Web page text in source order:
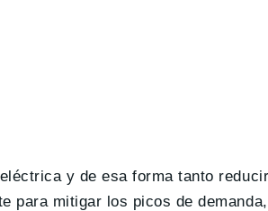
y de esa forma tanto
para mitigar los picos de